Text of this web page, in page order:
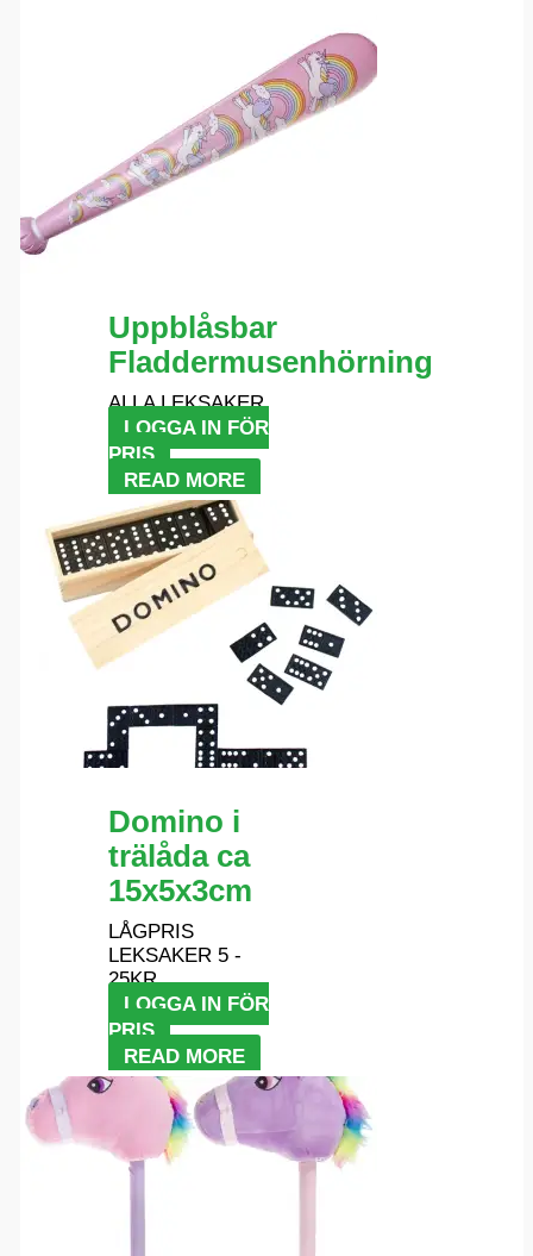
Uppblåsbar
Fladdermusenhörning
ALLA LEKSAKER
LOGGA IN FÖR
PRIS
READ MORE
Domino i
trälåda ca
15x5x3cm
LÅGPRIS
LEKSAKER 5 -
25KR
LOGGA IN FÖR
PRIS
READ MORE